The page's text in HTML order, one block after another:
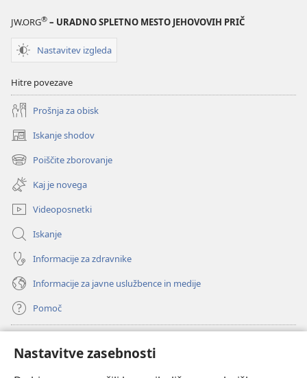
Nastavitve zasebnosti
JW.ORG® – URADNO SPLETNO MESTO JEHOVOVIH PRIČ
Nastavitev izgleda
Hitre povezave
Prošnja za obisk
Iskanje shodov
(odpre
novo
okno)
Poiščite zborovanje
(odpre
novo
okno)
Kaj je novega
Videoposnetki
Iskanje
Informacije za zdravnike
Informacije za javne uslužbence in medije
Pomoč
(odpre
novo
okno)